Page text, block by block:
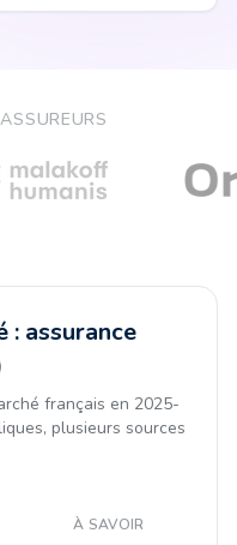
: assurance
français en 2025-
plusieurs sources
À SAVOIR